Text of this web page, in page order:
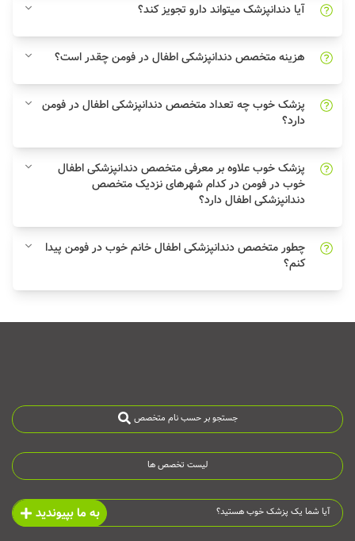
آیا دندانپزشک میتواند دارو تجویز کند؟
هزینه متخصص دندانپزشکی اطفال در فومن چقدر است؟
پزشک خوب چه تعداد متخصص دندانپزشکی اطفال در فومن
دارد؟
پزشک خوب علاوه بر معرفی متخصص دندانپزشکی اطفال
خوب در فومن در کدام شهرهای نزدیک متخصص
دندانپزشکی اطفال دارد؟
چطور متخصص دندانپزشکی اطفال خانم خوب در فومن پیدا
کنم؟
جستجو بر حسب نام متخصص
لیست تخصص ها
آیا شما یک پزشک خوب هستید؟ به ما بپیوندید